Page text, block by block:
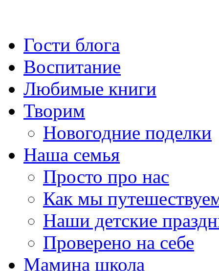
Гости блога
Воспитание
Любимые книги
Творим
Новогодние поделки
Наша семья
Просто про нас
Как мы
Наши детские
Проверено на себе
Мамина школа